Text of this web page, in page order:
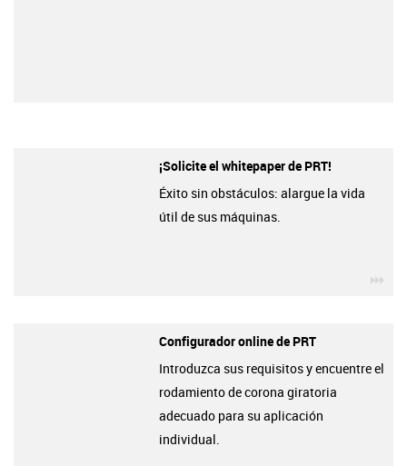
¡Solicite el whitepaper de PRT!
Éxito sin obstáculos: alargue la vida
útil de sus máquinas.
Configurador online de PRT
Introduzca sus requisitos y encuentre el
rodamiento de corona giratoria
adecuado para su aplicación
individual.